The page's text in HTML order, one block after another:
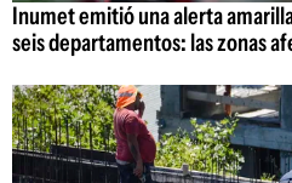
Inumet emitió una alerta
seis departamentos: las zonas